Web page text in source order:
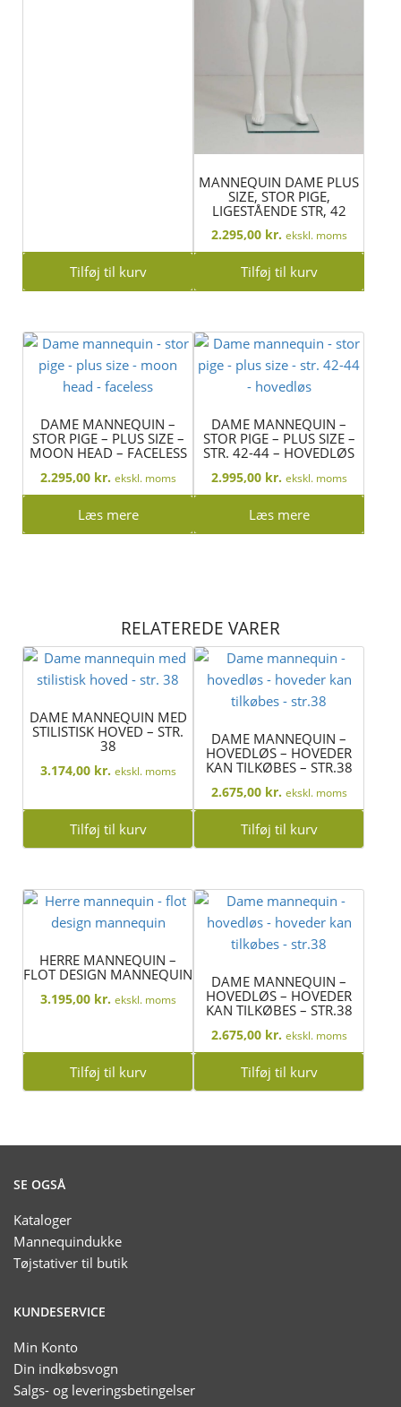
Tilføj til kurv
MANNEQUIN DAME PLUS
SIZE, STOR PIGE,
LIGESTÅENDE STR, 42
2.295,00 kr. ekskl. moms
Tilføj til kurv
DAME MANNEQUIN –
STOR PIGE – PLUS SIZE –
MOON HEAD – FACELESS
2.295,00 kr. ekskl. moms
Læs mere
DAME MANNEQUIN –
STOR PIGE – PLUS SIZE –
STR. 42-44 – HOVEDLØS
2.995,00 kr. ekskl. moms
Læs mere
RELATEREDE VARER
DAME MANNEQUIN MED
STILISTISK HOVED – STR.
38
3.174,00 kr. ekskl. moms
Tilføj til kurv
DAME MANNEQUIN –
HOVEDLØS – HOVEDER
KAN TILKØBES – STR.38
2.675,00 kr. ekskl. moms
Tilføj til kurv
HERRE MANNEQUIN –
FLOT DESIGN MANNEQUIN
3.195,00 kr. ekskl. moms
Tilføj til kurv
DAME MANNEQUIN –
HOVEDLØS – HOVEDER
KAN TILKØBES – STR.38
2.675,00 kr. ekskl. moms
Tilføj til kurv
SE OGSÅ
Kataloger
Mannequindukke
Tøjstativer til butik
KUNDESERVICE
Min Konto
Din indkøbsvogn
Salgs- og leveringsbetingelser